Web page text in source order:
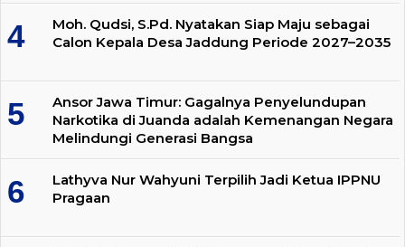
Moh. Qudsi, S.Pd. Nyatakan Siap Maju sebagai
Calon Kepala Desa Jaddung Periode 2027–2035
Ansor Jawa Timur: Gagalnya Penyelundupan
Narkotika di Juanda adalah Kemenangan Negara
Melindungi Generasi Bangsa
Lathyva Nur Wahyuni Terpilih Jadi Ketua IPPNU
Pragaan